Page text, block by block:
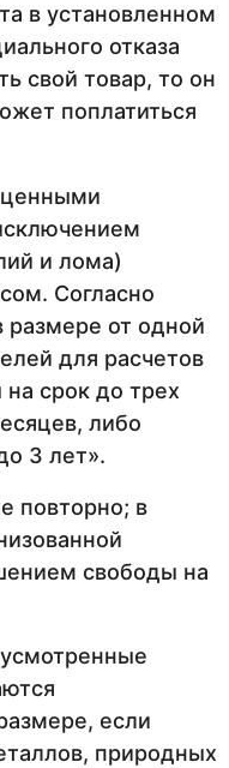
в установленном
отказа
свой товар, то он
поплатиться
и лома)
Согласно
размере от одной
для расчетов
срок до трех
либо
3 лет».
повторно; в
свободы на
если
природных